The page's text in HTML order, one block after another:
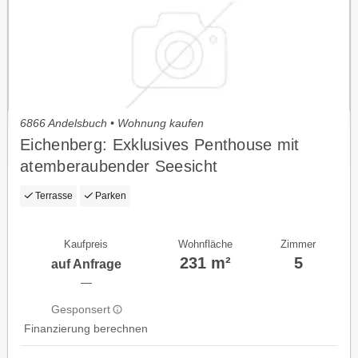
6866 Andelsbuch • Wohnung kaufen
Eichenberg: Exklusives Penthouse mit
atemberaubender Seesicht
Terrasse Parken
Kaufpreis
auf Anfrage
—
Gesponsert
Finanzierung berechnen
Wohnfläche
231 m²
Zimmer
5